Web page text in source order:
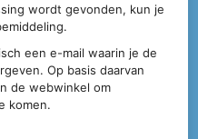
wordt gevonden, kun je
een e-mail waarin je de
Op basis daarvan
de webwinkel om
komen.